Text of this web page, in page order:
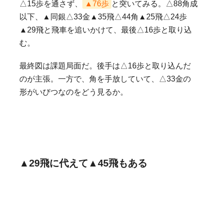
△15歩を通さず、 ▲76歩 と突いてみる。△88角成
以下、▲同銀△33金▲35飛△44角▲25飛△24歩
▲29飛と飛車を追いかけて、最後△16歩と取り込
む。
最終図は課題局面だ。後手は△16歩と取り込んだ
のが主張。一方で、角を手放していて、△33金の
形がいびつなのをどう見るか。
▲29飛に代えて▲45飛もある